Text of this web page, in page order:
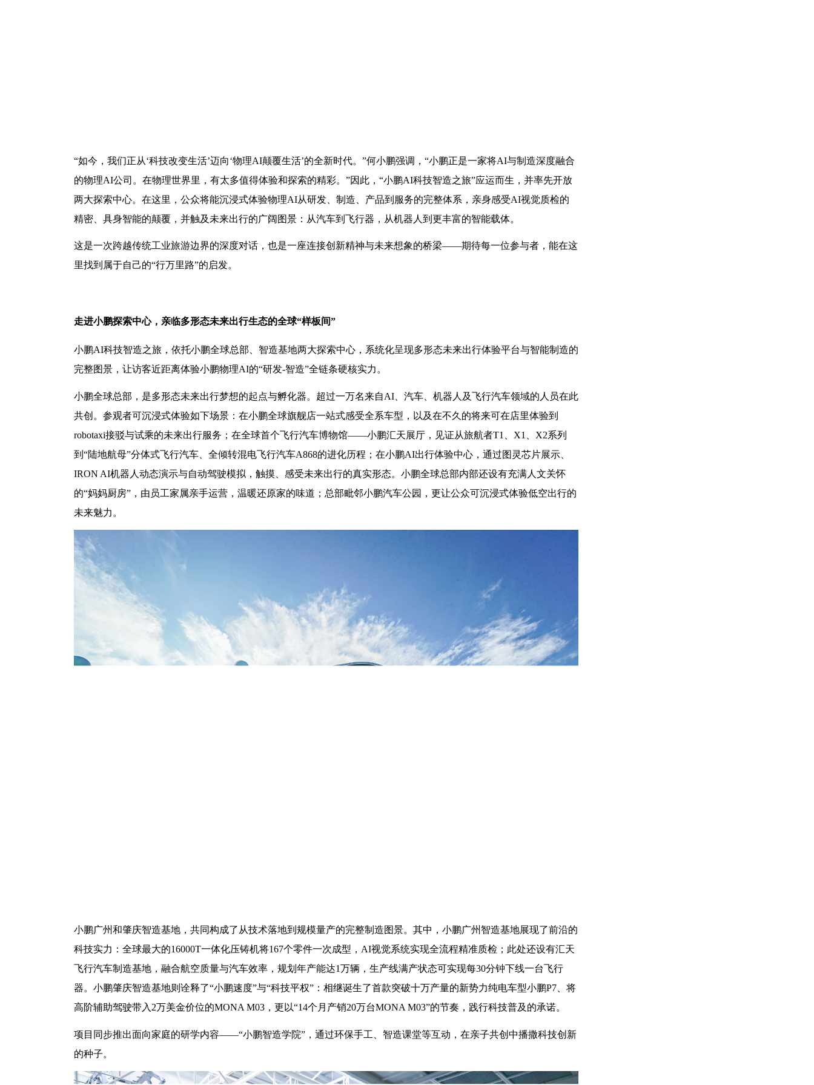
“如今，我们正从‘科技改变生活’迈向‘物理AI颠覆生活’的全新时代。”何小鹏强调，“小鹏正是一家将AI与制造深度融合
的物理AI公司。在物理世界里，有太多值得体验和探索的精彩。”因此，“小鹏AI科技智造之旅”应运而生，并率先开放
两大探索中心。在这里，公众将能沉浸式体验物理AI从研发、制造、产品到服务的完整体系，亲身感受AI视觉质检的
精密、具身智能的颠覆，并触及未来出行的广阔图景：从汽车到飞行器，从机器人到更丰富的智能载体。
这是一次跨越传统工业旅游边界的深度对话，也是一座连接创新精神与未来想象的桥梁——期待每一位参与者，能在这
里找到属于自己的“行万里路”的启发。
走进小鹏探索中心，亲临多形态未来出行生态的全球“样板间”
小鹏AI科技智造之旅，依托小鹏全球总部、智造基地两大探索中心，系统化呈现多形态未来出行体验平台与智能制造的
完整图景，让访客近距离体验小鹏物理AI的“研发-智造”全链条硬核实力。
小鹏全球总部，是多形态未来出行梦想的起点与孵化器。超过一万名来自AI、汽车、机器人及飞行汽车领域的人员在此
共创。参观者可沉浸式体验如下场景：在小鹏全球旗舰店一站式感受全系车型，以及在不久的将来可在店里体验到
robotaxi接驳与试乘的未来出行服务；在全球首个飞行汽车博物馆——小鹏汇天展厅，见证从旅航者T1、X1、X2系列
到“陆地航母”分体式飞行汽车、全倾转混电飞行汽车A868的进化历程；在小鹏AI出行体验中心，通过图灵芯片展示、
IRON AI机器人动态演示与自动驾驶模拟，触摸、感受未来出行的真实形态。小鹏全球总部内部还设有充满人文关怀
的“妈妈厨房”，由员工家属亲手运营，温暖还原家的味道；总部毗邻小鹏汽车公园，更让公众可沉浸式体验低空出行的
未来魅力。
小鹏广州和肇庆智造基地，共同构成了从技术落地到规模量产的完整制造图景。其中，小鹏广州智造基地展现了前沿的
科技实力：全球最大的16000T一体化压铸机将167个零件一次成型，AI视觉系统实现全流程精准质检；此处还设有汇天
飞行汽车制造基地，融合航空质量与汽车效率，规划年产能达1万辆，生产线满产状态可实现每30分钟下线一台飞行
器。小鹏肇庆智造基地则诠释了“小鹏速度”与“科技平权”：相继诞生了首款突破十万产量的新势力纯电车型小鹏P7、将
高阶辅助驾驶带入2万美金价位的MONA M03，更以“14个月产销20万台MONA M03”的节奏，践行科技普及的承诺。
项目同步推出面向家庭的研学内容——“小鹏智造学院”，通过环保手工、智造课堂等互动，在亲子共创中播撒科技创新
的种子。